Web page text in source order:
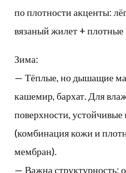
по плотности акценты:
вязаный жилет + плотные
Зима:
— Тёплые, но дышащие
кашемир, бархат. Для
поверхности, устойчивые
(комбинация кожи и
мембран).
— Важна структурность: